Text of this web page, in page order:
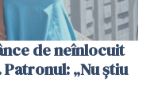
de neînlocuit
„Nu știu